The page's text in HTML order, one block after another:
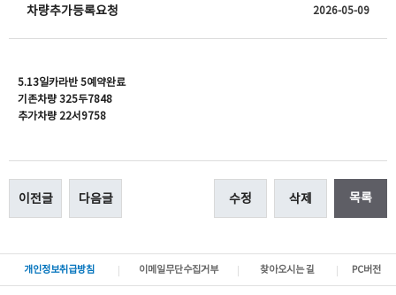
차량추가등록요청 2026-05-09
5.13일카라반 5예약완료
기존차량 325두7848
추가차량 22서9758
이전글 다음글 수정 삭제 목록
개인정보취급방침 이메일무단수집거부 찾아오시는 길 PC버전